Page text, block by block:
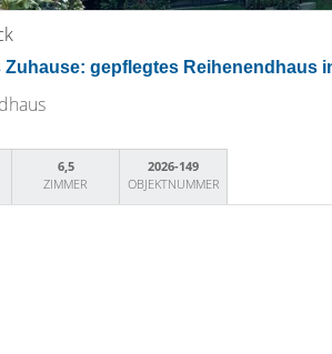
Zuhause: gepflegtes Reihenendhaus
6,5
ZIMMER
2026-149
OBJEKTNUMMER